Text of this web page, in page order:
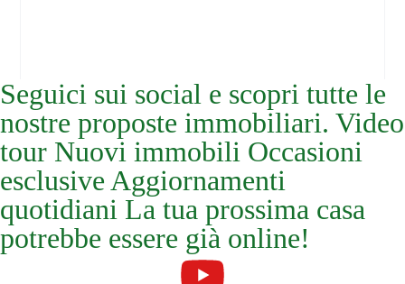
Seguici sui social e scopri tutte le
nostre proposte immobiliari. Video
tour Nuovi immobili Occasioni
esclusive Aggiornamenti
quotidiani La tua prossima casa
potrebbe essere già online!